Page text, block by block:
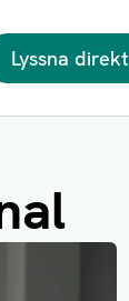
Lyssna direkt